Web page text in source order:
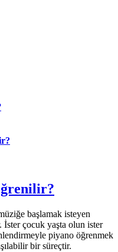
başlamak isteyen
çocuk yaşta olun ister
piyano öğrenmek
bir süreçtir.